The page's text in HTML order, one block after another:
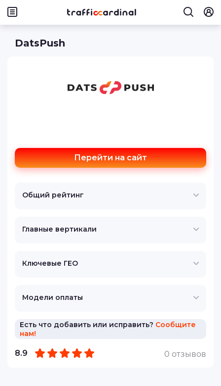
DatsPush
Перейти на сайт
Общий рейтинг
Главные вертикали
Ключевые ГЕО
Модели оплаты
Есть что добавить или исправить? Сообщите
нам!
8.9 0 отзывов